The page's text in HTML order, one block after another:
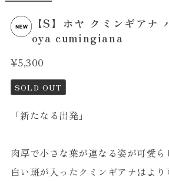
【S】ホヤ クミンギアナ
oya cumingiana
¥5,300
SOLD OUT
「新たなる出発」
肉厚で小さな葉が連なる姿が可愛ら
白い斑が入ったクミンギアナはより